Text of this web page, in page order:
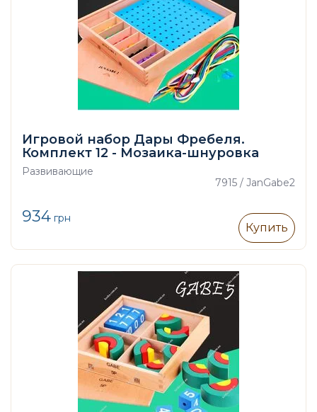
Игровой набор Дары Фребеля.
Комплект 12 - Мозаика-шнуровка
Развивающие
7915 / JanGabe2
934 грн
Купить